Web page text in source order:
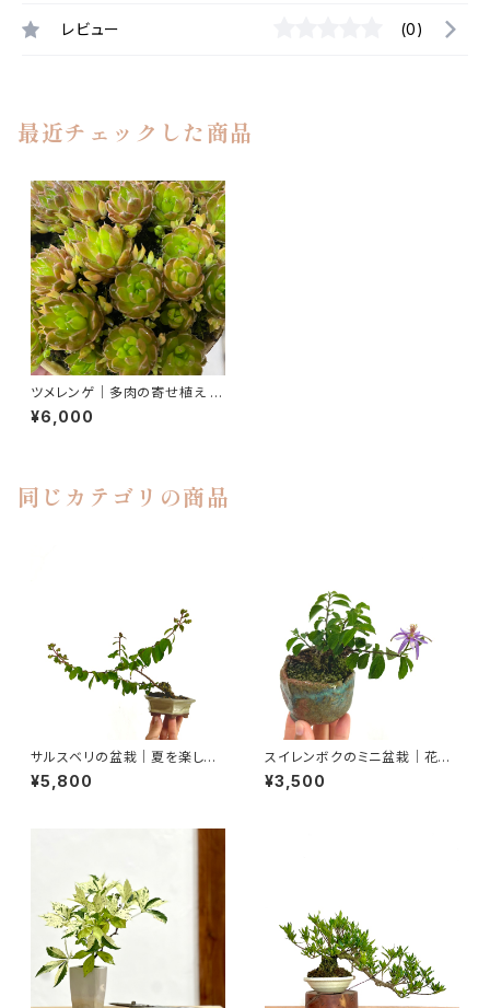
レビュー (0)
最近チェックした商品
ツメレンゲ｜多肉の寄せ植え 一
点物｜直径約12cm
¥6,000
同じカテゴリの商品
サルスベリの盆栽｜夏を楽しむ
一点物｜高さ約20cm
¥5,800
スイレンボクのミニ盆栽｜花を
楽しむ一点物｜高さ約10cm
¥3,500